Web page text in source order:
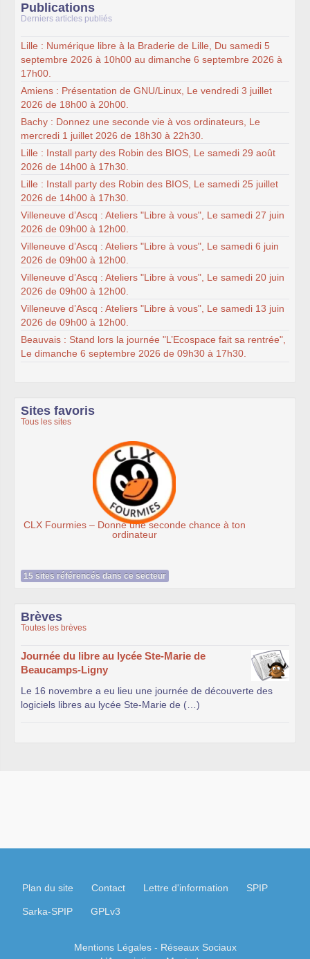
Publications
Derniers articles publiés
Lille : Numérique libre à la Braderie de Lille, Du samedi 5
septembre 2026 à 10h00 au dimanche 6 septembre 2026 à
17h00.
Amiens : Présentation de GNU/Linux, Le vendredi 3 juillet
2026 de 18h00 à 20h00.
Bachy : Donnez une seconde vie à vos ordinateurs, Le
mercredi 1 juillet 2026 de 18h30 à 22h30.
Lille : Install party des Robin des BIOS, Le samedi 29 août
2026 de 14h00 à 17h30.
Lille : Install party des Robin des BIOS, Le samedi 25 juillet
2026 de 14h00 à 17h30.
Villeneuve d’Ascq : Ateliers "Libre à vous", Le samedi 27 juin
2026 de 09h00 à 12h00.
Villeneuve d’Ascq : Ateliers "Libre à vous", Le samedi 6 juin
2026 de 09h00 à 12h00.
Villeneuve d’Ascq : Ateliers "Libre à vous", Le samedi 20 juin
2026 de 09h00 à 12h00.
Villeneuve d’Ascq : Ateliers "Libre à vous", Le samedi 13 juin
2026 de 09h00 à 12h00.
Beauvais : Stand lors la journée "L’Ecospace fait sa rentrée",
Le dimanche 6 septembre 2026 de 09h30 à 17h30.
Sites favoris
Tous les sites
Ateliers du Libre à Roubaix
15 sites référencés dans ce secteur
Brèves
Toutes les brèves
Journée du libre au lycée Ste-Marie de
Beaucamps-Ligny
Le 16 novembre a eu lieu une journée de découverte des
logiciels libres au lycée Ste-Marie de (…)
Plan du site Contact Lettre d'information SPIP
Sarka-SPIP GPLv3
Mentions Légales- Réseaux Sociaux